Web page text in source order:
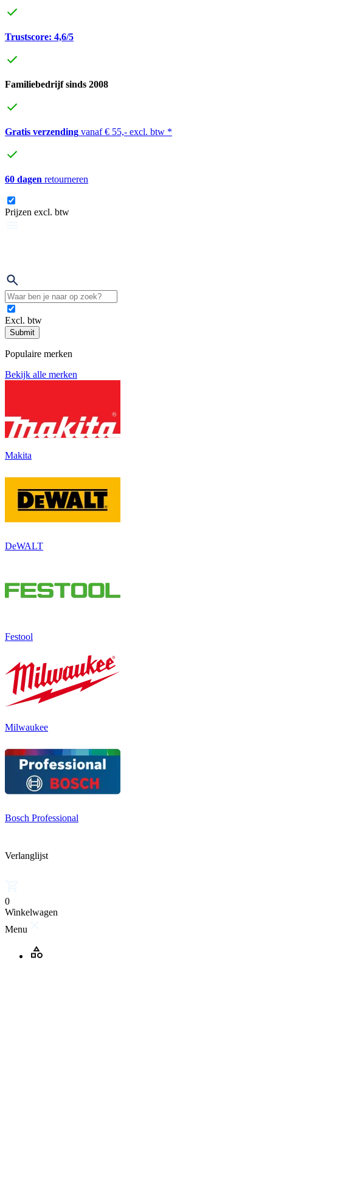
Trustscore: 4,6/5
Familiebedrijf sinds 2008
Gratis verzending vanaf € 55,- excl. btw *
60 dagen retourneren
Prijzen excl. btw
Excl. btw
Submit
Populaire merken
Bekijk alle merken
Makita
DeWALT
Festool
Milwaukee
Bosch Professional
Verlanglijst
0
Winkelwagen
Menu